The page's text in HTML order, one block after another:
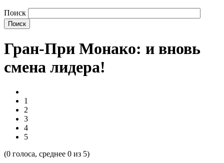
Поиск
Гран-При Монако: и вновь
смена лидера!
1
2
3
4
5
(0 голоса, среднее 0 из 5)